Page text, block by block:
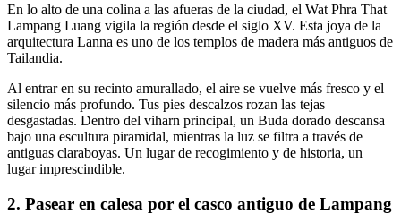
En lo alto de una colina a las afueras de la ciudad, el Wat Phra That
Lampang Luang vigila la región desde el siglo XV. Esta joya de la
arquitectura Lanna es uno de los templos de madera más antiguos de
Tailandia.
Al entrar en su recinto amurallado, el aire se vuelve más fresco y el
silencio más profundo. Tus pies descalzos rozan las tejas
desgastadas. Dentro del viharn principal, un Buda dorado descansa
bajo una escultura piramidal, mientras la luz se filtra a través de
antiguas claraboyas. Un lugar de recogimiento y de historia, un
lugar imprescindible.
2. Pasear en calesa por el casco antiguo de Lampang